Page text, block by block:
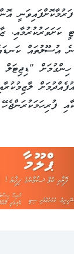
ކަށަވަރުކުރުމާއި،
އުސޫލުތައް
"ޑިޖިޓަލް